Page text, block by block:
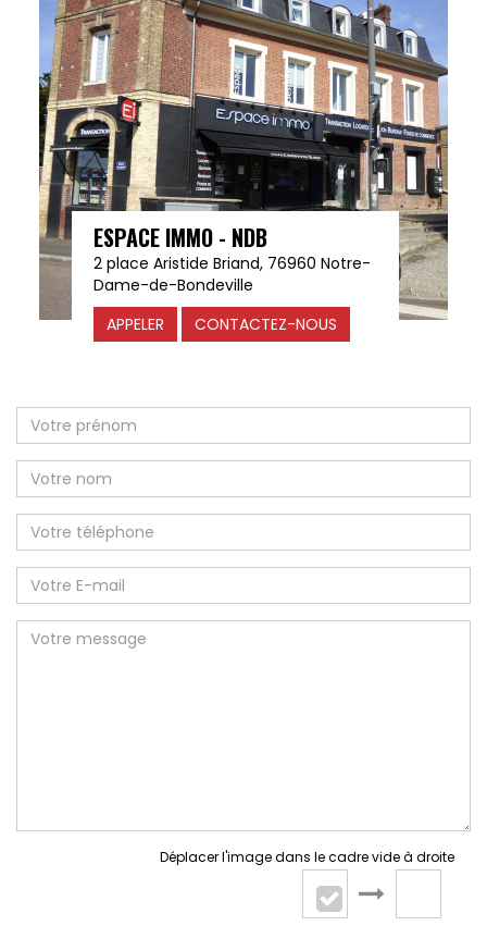
ESPACE IMMO - NDB
2 place Aristide Briand, 76960 Notre-
Dame-de-Bondeville
APPELER
CONTACTEZ-NOUS
Déplacer l'image dans le cadre vide à droite